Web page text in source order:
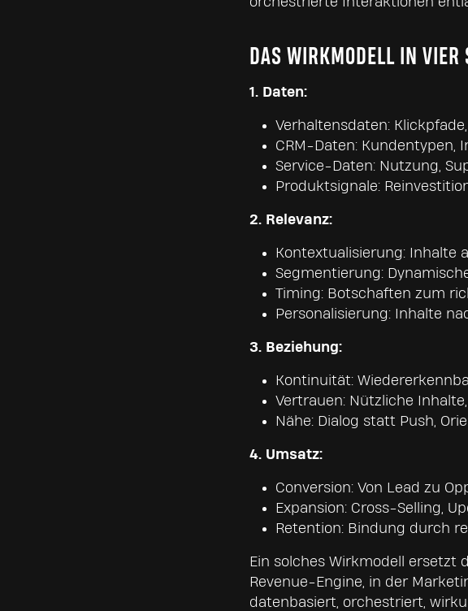
DAS WIRKMODELL IN VIER
1. Daten:
Verhaltensdaten:
CRM-Daten: Kundentypen,
Service-Daten: Nutzung,
Produktsignale:
2. Relevanz:
Kontextualisierung: Inhalte
Segmentierung:
Timing: Botschaften zum
Personalisierung: Inhalte
3. Beziehung:
Kontinuität:
Vertrauen: Nützliche
Nähe: Dialog statt Push,
4. Umsatz:
Conversion: Von Lead zu
Expansion: Cross-Selling,
Retention: Bindung durch
Ein solches Wirkmodell ersetzt
Revenue-Engine, in der
datenbasiert, orchestriert,